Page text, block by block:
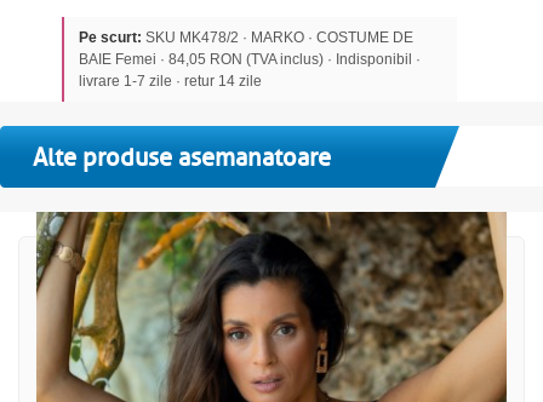
Pe scurt: SKU MK478/2 · MARKO · COSTUME DE
BAIE Femei · 84,05 RON (TVA inclus) · Indisponibil ·
livrare 1-7 zile · retur 14 zile
Alte produse asemanatoare